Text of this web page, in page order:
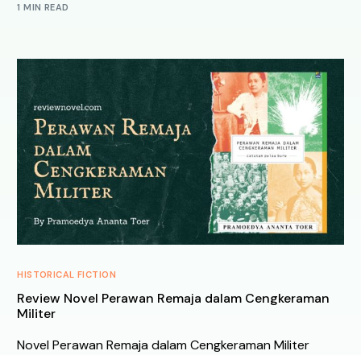
1 MIN READ
HISTORICAL FICTION
Review Novel Perawan Remaja dalam Cengkeraman
Militer
Novel Perawan Remaja dalam Cengkeraman Militer